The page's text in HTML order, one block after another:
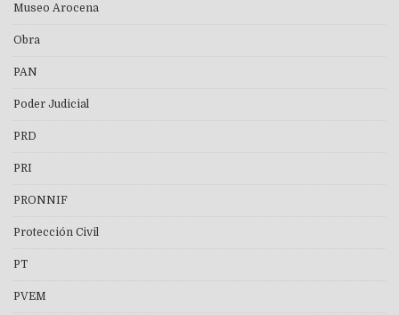
Museo Arocena
Obra
PAN
Poder Judicial
PRD
PRI
PRONNIF
Protección Civil
PT
PVEM